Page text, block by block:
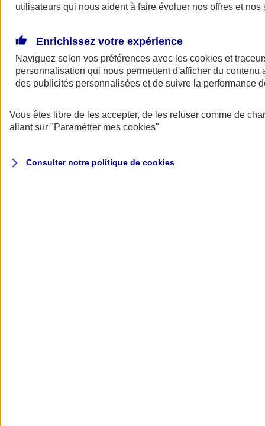
AXA Assurance
utilisateurs qui nous aident à faire évoluer nos offres et nos
Enrichissez votre expérience
Naviguez selon vos préférences avec les cookies et
personnalisation qui nous permettent d'afficher du contenu
des publicités personnalisées et de suivre la performance
Vous êtes libre de les accepter, de les refuser comme de
allant sur "Paramétrer mes cookies"
Consulter notre politique de cookies